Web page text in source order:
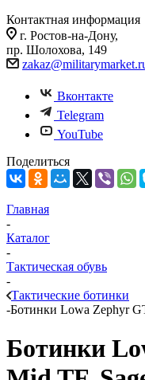
Контактная информация
г. Ростов-на-Дону,
пр. Шолохова, 149
Вконтакте
Telegram
YouTube
Поделиться
Главная
-
Каталог
-
Тактическая обувь
-
Тактические ботинки
-Ботинки Lowa Zephyr
Ботинки